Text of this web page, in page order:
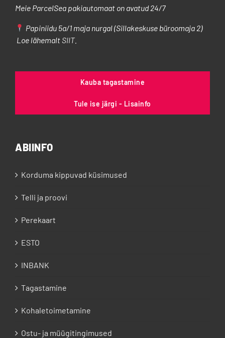
Meie ParcelSea pakiautomaat on avatud 24/7
Papiniidu 5a/1 maja nurgal (Sillakeskuse büroomaja 2)
Loe lähemaltSIIT.
Kauba tagastamine
Tule ise järgi - Lisainfo
ABIINFO
Korduma kippuvad küsimused
Telli ja proovi
Perekaart
ESTO
INBANK
Tagastamine
Kohaletoimetamine
Ostu- ja müügitingimused